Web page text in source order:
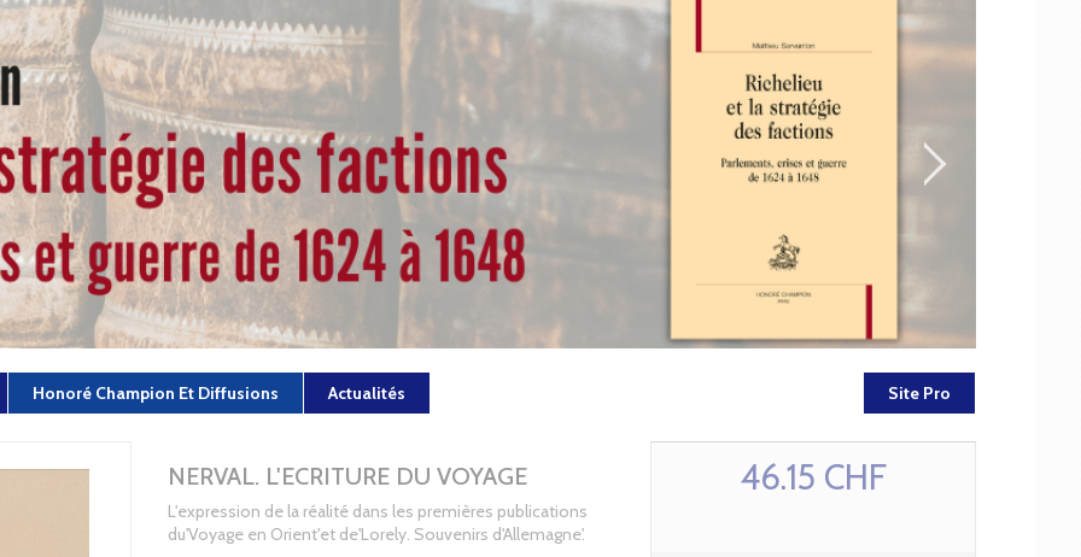
Honoré Champion Et Diffusions Actualités Site Pro
NERVAL. L'ECRITURE DU VOYAGE
L'expression de la réalité dans les premières publications
du'Voyage en Orient'et de'Lorely. Souvenirs d'Allemagne'.
46.15 CHF